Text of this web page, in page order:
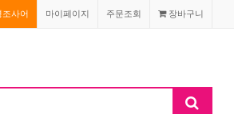
장바구니
주문조회
마이페이지
조사어